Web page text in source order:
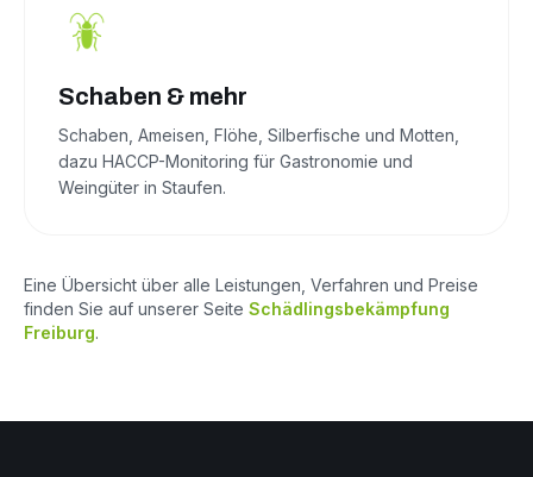
Schaben & mehr
Schaben, Ameisen, Flöhe, Silberfische und Motten,
dazu HACCP-Monitoring für Gastronomie und
Weingüter in Staufen.
Eine Übersicht über alle Leistungen, Verfahren und Preise
finden Sie auf unserer Seite Schädlingsbekämpfung
Freiburg.